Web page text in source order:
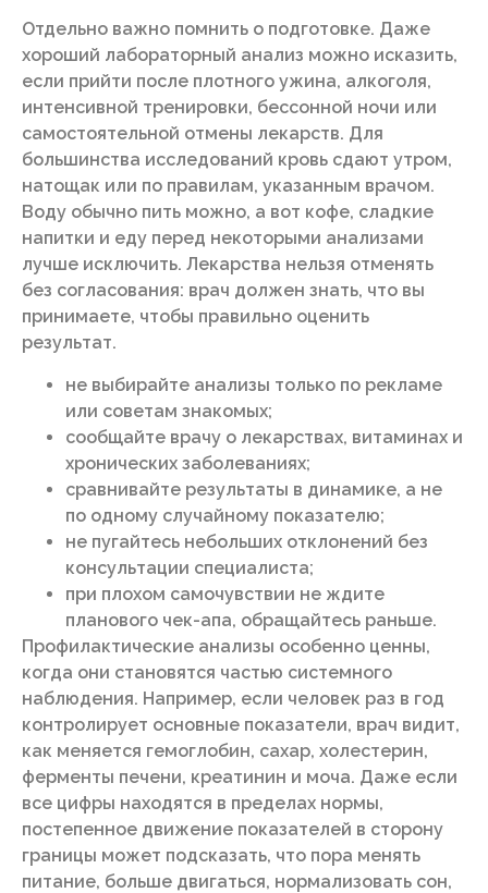
Отдельно важно помнить о подготовке. Даже
хороший лабораторный анализ можно исказить,
если прийти после плотного ужина, алкоголя,
интенсивной тренировки, бессонной ночи или
самостоятельной отмены лекарств. Для
большинства исследований кровь сдают утром,
натощак или по правилам, указанным врачом.
Воду обычно пить можно, а вот кофе, сладкие
напитки и еду перед некоторыми анализами
лучше исключить. Лекарства нельзя отменять
без согласования: врач должен знать, что вы
принимаете, чтобы правильно оценить
результат.
не выбирайте анализы только по рекламе
или советам знакомых;
сообщайте врачу о лекарствах, витаминах и
хронических заболеваниях;
сравнивайте результаты в динамике, а не
по одному случайному показателю;
не пугайтесь небольших отклонений без
консультации специалиста;
при плохом самочувствии не ждите
планового чек-апа, обращайтесь раньше.
Профилактические анализы особенно ценны,
когда они становятся частью системного
наблюдения. Например, если человек раз в год
контролирует основные показатели, врач видит,
как меняется гемоглобин, сахар, холестерин,
ферменты печени, креатинин и моча. Даже если
все цифры находятся в пределах нормы,
постепенное движение показателей в сторону
границы может подсказать, что пора менять
питание, больше двигаться, нормализовать сон,